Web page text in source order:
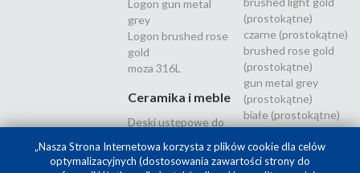
Logon gun metal
grey
Logon brushed rose
gold
moza 316L
Ceramika i meble
Deski ustępowe do
(prostokątne)
czarne (prostokątne)
brushed rose gold
(prostokątne)
gun metal grey
(prostokątne)
białe (prostokątne)
Inox (stal
nierdzewna 316L)
„Nasza Strona Internetowa korzysta z plików cookie dla celów
optymalizacyjnych (dostosowania zawartości strony do